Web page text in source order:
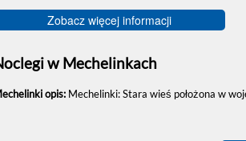
Zobacz więcej informacji
w Mechelinkach
opis: Mechelinki: Stara wieś położona w